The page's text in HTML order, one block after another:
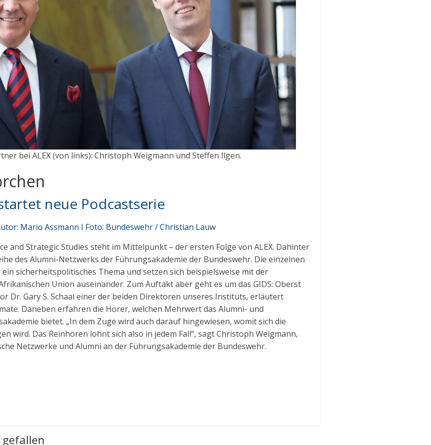
bei ALEX (von links): Christoph Weigmann und Steffen Ilgen.
neue Podcastserie
Mario Assmann I Foto: Bundeswehr / Christian Lauw
and Strategic Studies steht im Mittelpunkt – der ersten Folge von ALEX. Dahinter
des Alumni-Netzwerks der Führungsakademie der Bundeswehr. Die einzelnen
sicherheitspolitisches Thema und setzen sich beispielsweise mit der
Union auseinander. Zum Auftakt aber geht es um das GIDS: Oberst
Dr. Gary S. Schaal einer der beiden Direktoren unseres Instituts, erläutert
Daneben erfahren die Hörer, welchen Mehrwert das Alumni- und
bietet. „In dem Zuge wird auch darauf hingewiesen, womit sich die
wird. Das Reinhören lohnt sich also in jedem Fall“, sagt Christoph Weigmann,
Netzwerke und Alumni an der Führungsakademie der Bundeswehr.